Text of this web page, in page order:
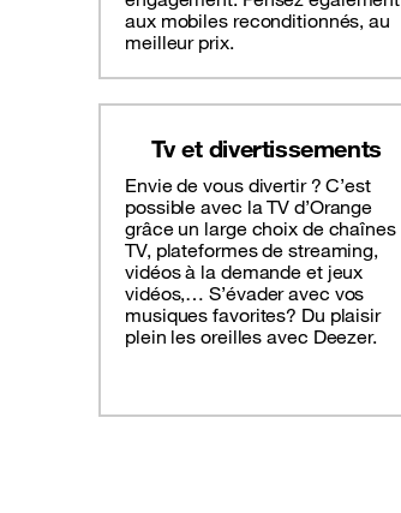
aux mobiles reconditionnés, au
meilleur prix.
Tv et divertissements
Envie de vous divertir ? C’est
possible avec la TV d’Orange
grâce un large choix de chaînes
TV, plateformes de streaming,
vidéos à la demande et jeux
vidéos,… S’évader avec vos
musiques favorites? Du plaisir
plein les oreilles avec Deezer.